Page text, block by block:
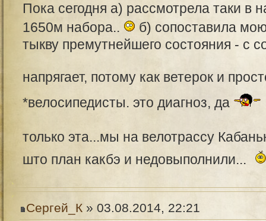
Пока сегодня а) рассмотрела таки в
1650м набора..
б) сопоставила
тыкву премутнейшего состояния - с
напрягает, потому как ветерок и
*велосипедисты. это диагноз, да
только эта...мы на велотрассу
што план какбэ и недовыполнили...
Сергей_К » 03.08.2014, 22:21